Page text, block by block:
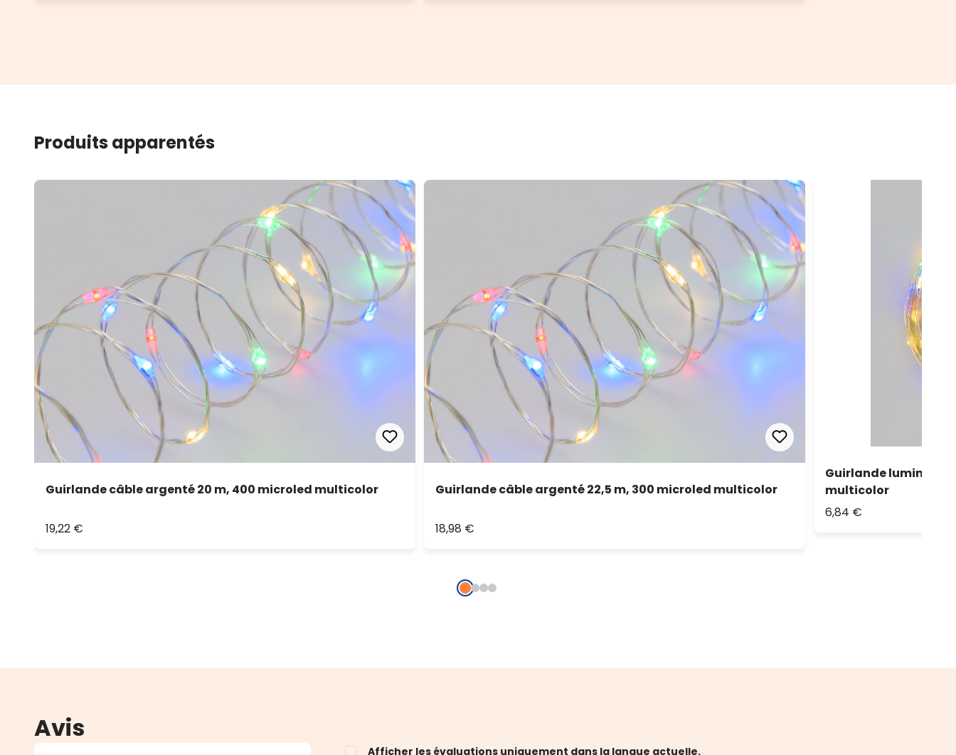
Produits apparentés
Guirlande câble argenté 20 m, 400 microled multicolor
19,22 €
Guirlande câble argenté 22,5 m, 300 microled multicolor
18,98 €
Guirlande lumineuse
multicolor
6,84 €
Avis
Afficher les évaluations uniquement dans la langue actuelle.